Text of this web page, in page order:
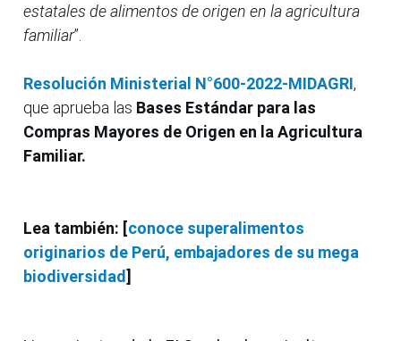
estatales de alimentos de origen en la agricultura
familiar”.
Resolución Ministerial N°600-2022-MIDAGRI,
que aprueba las Bases Estándar para las
Compras Mayores de Origen en la Agricultura
Familiar.
Lea también: [conoce superalimentos
originarios de Perú, embajadores de su mega
biodiversidad]